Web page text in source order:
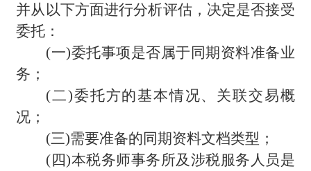
并从以下方面进行分析评估，决定是否接受
委托：
(一)委托事项是否属于同期资料准备业
务；
(二)委托方的基本情况、关联交易概
况；
(三)需要准备的同期资料文档类型；
(四)本税务师事务所及涉税服务人员是